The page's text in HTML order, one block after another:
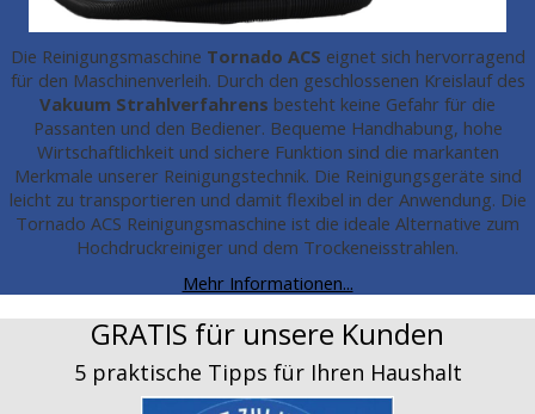
Die Reinigungsmaschine Tornado ACS eignet sich hervorragend
für den Maschinenverleih. Durch den geschlossenen Kreislauf des
Vakuum Strahlverfahrens besteht keine Gefahr für die
Passanten und den Bediener. Bequeme Handhabung, hohe
Wirtschaftlichkeit und sichere Funktion sind die markanten
Merkmale unserer Reinigungstechnik. Die Reinigungsgeräte sind
leicht zu transportieren und damit flexibel in der Anwendung. Die
Tornado ACS Reinigungsmaschine ist die ideale Alternative zum
Hochdruckreiniger und dem Trockeneisstrahlen.
Mehr Informationen...
GRATIS für unsere Kunden
5 praktische Tipps für Ihren Haushalt